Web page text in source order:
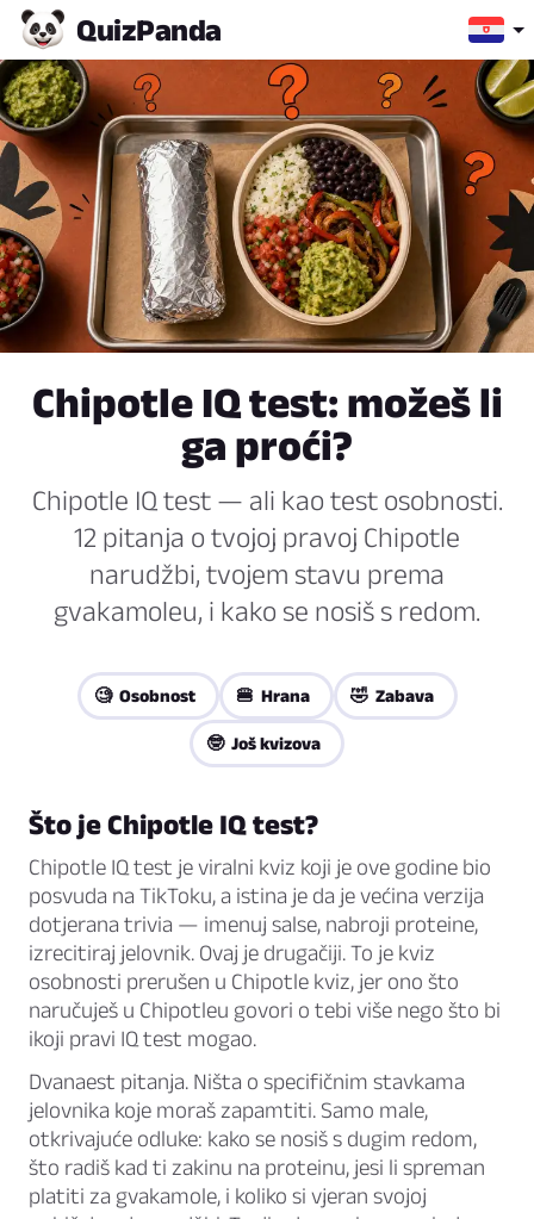
QuizPanda
Chipotle IQ test: možeš li
ga proći?
Chipotle IQ test — ali kao test osobnosti.
12 pitanja o tvojoj pravoj Chipotle
narudžbi, tvojem stavu prema
gvakamoleu, i kako se nosiš s redom.
🧐 Osobnost 🍔 Hrana 🤣 Zabava
🤓 Još kvizova
Što je Chipotle IQ test?
Chipotle IQ test je viralni kviz koji je ove godine bio
posvuda na TikToku, a istina je da je većina verzija
dotjerana trivia — imenuj salse, nabroji proteine,
izrecitiraj jelovnik. Ovaj je drugačiji. To je kviz
osobnosti prerušen u Chipotle kviz, jer ono što
naručuješ u Chipotleu govori o tebi više nego što bi
ikoji pravi IQ test mogao.
Dvanaest pitanja. Ništa o specifičnim stavkama
jelovnika koje moraš zapamtiti. Samo male,
otkrivajuće odluke: kako se nosiš s dugim redom,
što radiš kad ti zakinu na proteinu, jesi li spreman
platiti za gvakamole, i koliko si vjeran svojoj